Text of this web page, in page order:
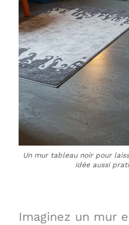
Un mur tableau noir pour
idée aussi
Imaginez un mur